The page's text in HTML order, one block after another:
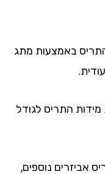
באמצעות מתג
התריס לגודל
נוספים,